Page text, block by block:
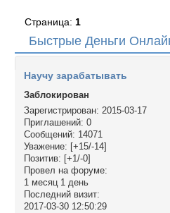
Быстрые Деньги
Страница: 1
Научу зарабатывать
Заблокирован
Зарегистрирован: 2015-03-17
Приглашений: 0
Сообщений: 14071
Уважение: [+15/-14]
Позитив: [+1/-0]
Провел на форуме:
1 месяц 1 день
Последний визит:
2017-03-30 12:50:29